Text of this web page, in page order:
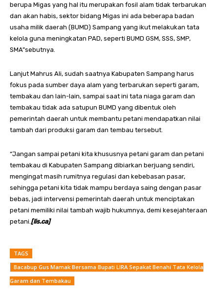
berupa Migas yang hal itu merupakan fosil alam tidak terbarukan
dan akan habis, sektor bidang Migas ini ada beberapa badan
usaha milik daerah (BUMD) Sampang yang ikut melakukan tata
kelola guna meningkatan PAD, seperti BUMD GSM, SSS, SMP,
SMA”sebutnya.
Lanjut Mahrus Ali, sudah saatnya Kabupaten Sampang harus
fokus pada sumber daya alam yang terbarukan seperti garam,
tembakau dan lain-lain, sampai saat ini tata niaga garam dan
tembakau tidak ada satupun BUMD yang dibentuk oleh
pemerintah daerah untuk membantu petani mendapatkan nilai
tambah dari produksi garam dan tembau tersebut.
“Jangan sampai petani kita khususnya petani garam dan petani
tembakau di Kabupaten Sampang dibiarkan berjuang sendiri,
mengingat masih rumitnya regulasi dan kebebasan pasar,
sehingga petani kita tidak mampu berdaya saing dengan pasar
bebas, jadi intervensi pemerintah daerah untuk menciptakan
petani memiliki nilai tambah wajib hukumnya, demi kesejahteraan
petani. [lis.ca]
TAGS
Bacabup Gus Mamak Bersama Bupati LIRA Sepakat Benahi Tata Kelola
Garam dan Tembakau